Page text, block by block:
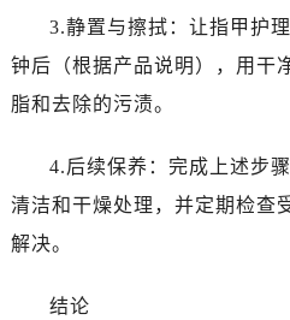
3.静置与擦拭：让指甲护
钟后（根据产品说明），用干
脂和去除的污渍。
4.后续保养：完成上述步
清洁和干燥处理，并定期检查
解决。
结论